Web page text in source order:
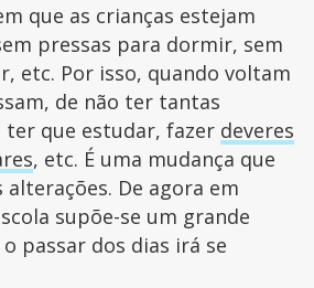
que as crianças estejam
pressas para dormir, sem
etc. Por isso, quando voltam
de não ter tantas
ter que estudar, fazer deveres
, etc. É uma mudança que
De agora em
supõe-se um grande
passar dos dias irá se